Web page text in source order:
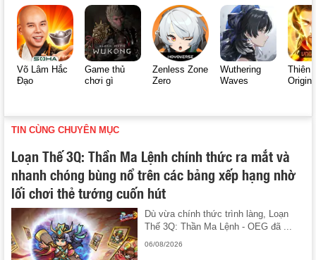
Võ Lâm Hắc
Đạo
Game thủ
chơi gì
Zenless Zone
Zero
Wuthering
Waves
Thiên
Origin
TIN CÙNG CHUYÊN MỤC
Loạn Thế 3Q: Thần Ma Lệnh chính thức ra mắt và
nhanh chóng bùng nổ trên các bảng xếp hạng nhờ
lối chơi thẻ tướng cuốn hút
Dù vừa chính thức trình làng, Loạn
Thế 3Q: Thần Ma Lệnh - OEG đã ...
06/08/2026